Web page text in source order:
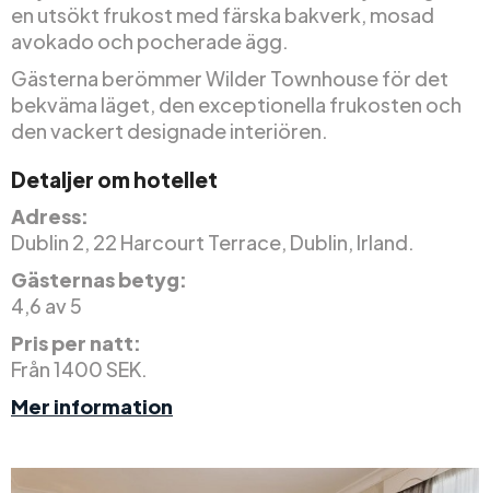
en utsökt frukost med färska bakverk, mosad
avokado och pocherade ägg.
Gästerna berömmer Wilder Townhouse för det
bekväma läget, den exceptionella frukosten och
den vackert designade interiören.
Detaljer om hotellet
Adress:
Dublin 2, 22 Harcourt Terrace, Dublin, Irland.
Gästernas betyg:
4,6 av 5
Pris per natt:
Från 1400 SEK.
Mer information